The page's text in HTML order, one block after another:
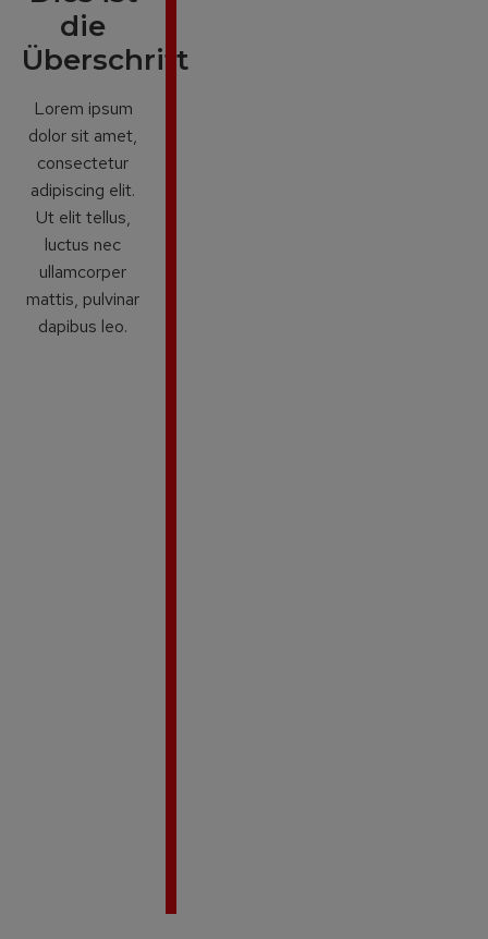
die
Überschrift
Lorem ipsum
dolor sit amet,
consectetur
adipiscing elit.
Ut elit tellus,
luctus nec
ullamcorper
mattis, pulvinar
dapibus leo.